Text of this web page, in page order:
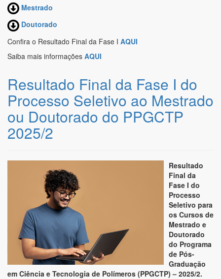
Mestrado
Doutorado
Confira o Resultado Final da Fase I AQUI
Saiba mais informações AQUI
Resultado Final da Fase I do
Processo Seletivo ao Mestrado
ou Doutorado do PPGCTP
2025/2
Resultado
Final da
Fase I do
Processo
Seletivo para
os Cursos de
Mestrado e
Doutorado
do Programa
de Pós-
Graduação
em Ciência e Tecnologia de Polímeros (PPGCTP) – 2025/2.